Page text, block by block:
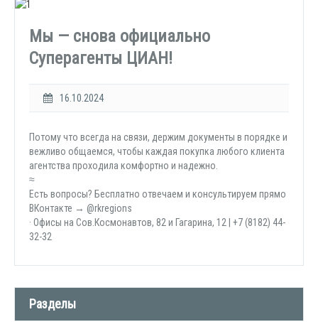
Мы — снова официально
Суперагенты ЦИАН!
16.10.2024
Потому что всегда на связи, держим документы в порядке и
вежливо общаемся, чтобы каждая покупка любого клиента
агентства проходила комфортно и надежно.
≈
Есть вопросы? Бесплатно отвечаем и консультируем прямо
ВКонтакте → @rkregions
· Офисы на Сов.Космонавтов, 82 и Гагарина, 12 | +7 (8182) 44-
32-32
Разделы